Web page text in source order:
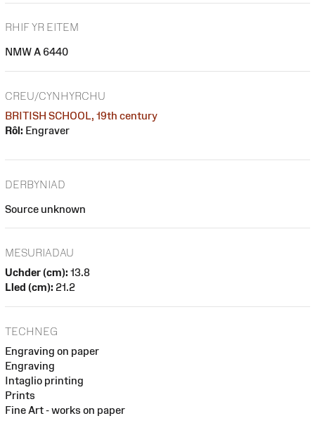
RHIF YR EITEM
NMW A 6440
CREU/CYNHYRCHU
BRITISH SCHOOL, 19th century
Rôl: Engraver
DERBYNIAD
Source unknown
MESURIADAU
Uchder (cm): 13.8
Lled (cm): 21.2
TECHNEG
Engraving on paper
Engraving
Intaglio printing
Prints
Fine Art - works on paper